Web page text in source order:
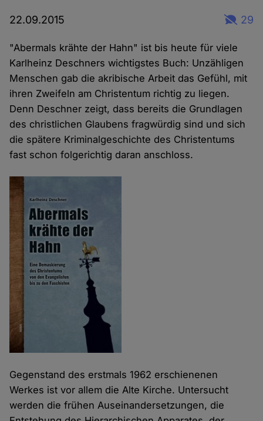
22.09.2015 29
"Abermals krähte der Hahn" ist bis heute für viele
Karlheinz Deschners wichtigstes Buch: Unzähligen
Menschen gab die akribische Arbeit das Gefühl, mit
ihren Zweifeln am Christentum richtig zu liegen.
Denn Deschner zeigt, dass bereits die Grundlagen
des christlichen Glaubens fragwürdig sind und sich
die spätere Kriminalgeschichte des Christentums
fast schon folgerichtig daran anschloss.
Gegenstand des erstmals 1962 erschienenen
Werkes ist vor allem die Alte Kirche. Untersucht
werden die frühen Auseinandersetzungen, die